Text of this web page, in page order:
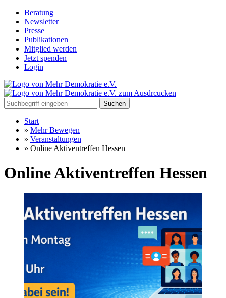
Beratung
Newsletter
Presse
Publikationen
Mitglied werden
Jetzt spenden
Login
Suchen
Start
» Mehr Bewegen
» Veranstaltungen
» Online Aktiventreffen Hessen
Online Aktiventreffen Hessen